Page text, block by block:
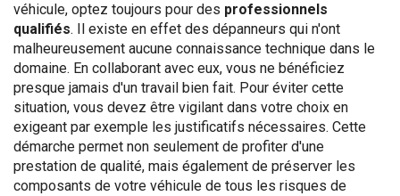
véhicule, optez toujours pour des professionnels
qualifiés. Il existe en effet des dépanneurs qui n'ont
malheureusement aucune connaissance technique dans le
domaine. En collaborant avec eux, vous ne bénéficiez
presque jamais d'un travail bien fait. Pour éviter cette
situation, vous devez être vigilant dans votre choix en
exigeant par exemple les justificatifs nécessaires. Cette
démarche permet non seulement de profiter d'une
prestation de qualité, mais également de préserver les
composants de votre véhicule de tous les risques de